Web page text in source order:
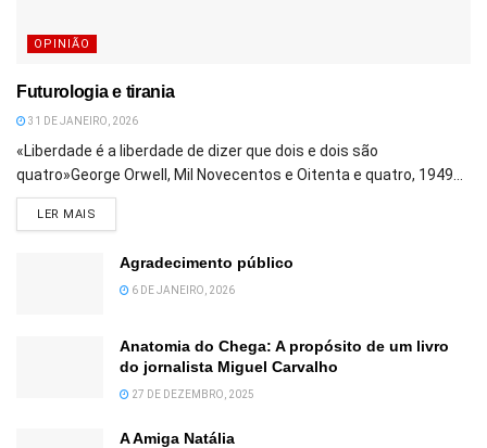
OPINIÃO
Futurologia e tirania
31 DE JANEIRO, 2026
«Liberdade é a liberdade de dizer que dois e dois são
quatro»George Orwell, Mil Novecentos e Oitenta e quatro, 1949...
LER MAIS
Agradecimento público
6 DE JANEIRO, 2026
Anatomia do Chega: A propósito de um livro
do jornalista Miguel Carvalho
27 DE DEZEMBRO, 2025
A Amiga Natália